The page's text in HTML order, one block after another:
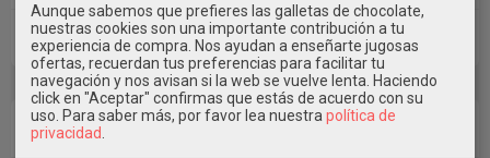
El carrito de la compra está vacío
Redes Sociales
Aunque sabemos que prefieres las galletas de chocolate,
nuestras cookies son una importante contribución a tu
experiencia de compra. Nos ayudan a enseñarte jugosas
ofertas, recuerdan tus preferencias para facilitar tu
navegación y nos avisan si la web se vuelve lenta. Haciendo
click en "Aceptar" confirmas que estás de acuerdo con su
uso. Para saber más, por favor lea nuestra política de
privacidad